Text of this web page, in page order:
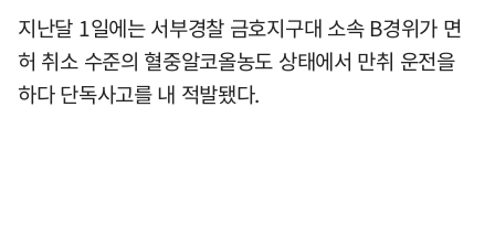
지난달 1일에는 서부경찰 금호지구대 소속 B경위가 면
허 취소 수준의 혈중알코올농도 상태에서 만취 운전을
하다 단독사고를 내 적발됐다.